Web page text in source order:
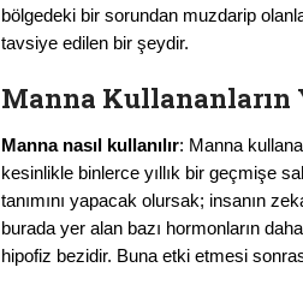
bölgedeki bir sorundan muzdarip
tavsiye edilen bir şeydir.
Manna Kullananların
Manna nasıl kullanılır: Manna
kesinlikle binlerce yıllık bir geçmişe
tanımını yapacak olursak; insanın
burada yer alan bazı hormonların
hipofiz bezidir. Buna etki etmesi